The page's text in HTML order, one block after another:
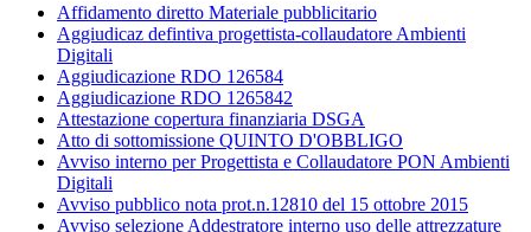
Affidamento diretto Materiale pubblicitario
Aggiudicaz defintiva progettista-collaudatore Ambienti
Digitali
Aggiudicazione RDO 126584
Aggiudicazione RDO 1265842
Attestazione copertura finanziaria DSGA
Atto di sottomissione QUINTO D'OBBLIGO
Avviso interno per Progettista e Collaudatore PON Ambienti
Digitali
Avviso pubblico nota prot.n.12810 del 15 ottobre 2015
Avviso selezione Addestratore interno uso delle attrezzature